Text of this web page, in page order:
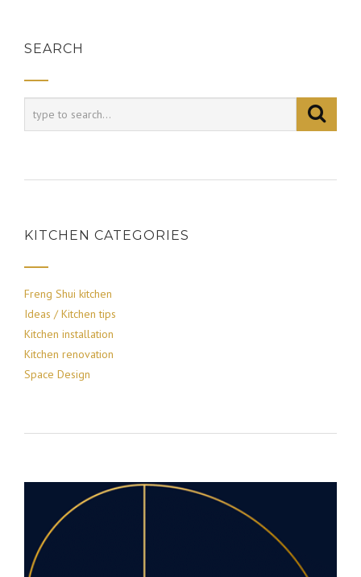
SEARCH
KITCHEN CATEGORIES
Freng Shui kitchen
Ideas / Kitchen tips
Kitchen installation
Kitchen renovation
Space Design